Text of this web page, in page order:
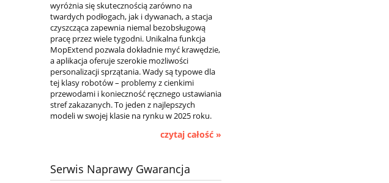
wyróżnia się skutecznością zarówno na
twardych podłogach, jak i dywanach, a stacja
czyszcząca zapewnia niemal bezobsługową
pracę przez wiele tygodni. Unikalna funkcja
MopExtend pozwala dokładnie myć krawędzie,
a aplikacja oferuje szerokie możliwości
personalizacji sprzątania. Wady są typowe dla
tej klasy robotów – problemy z cienkimi
przewodami i konieczność ręcznego ustawiania
stref zakazanych. To jeden z najlepszych
modeli w swojej klasie na rynku w 2025 roku.
czytaj całość »
Serwis Naprawy Gwarancja